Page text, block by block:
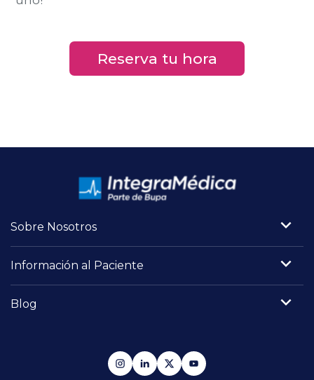
Reserva tu hora
Sobre Nosotros
Información al Paciente
Blog